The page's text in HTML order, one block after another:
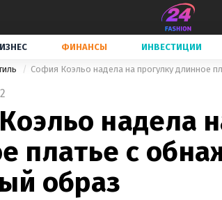
ФИНАНСЫ ИНВЕСТИЦИИ
София Коэльо надела на прогулку длинное
2
надела
платье с
образ